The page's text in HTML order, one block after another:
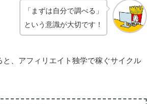
「まずは自分で調べる」
という意識が大切です！
と、アフィリエイト独学で稼ぐサイクル